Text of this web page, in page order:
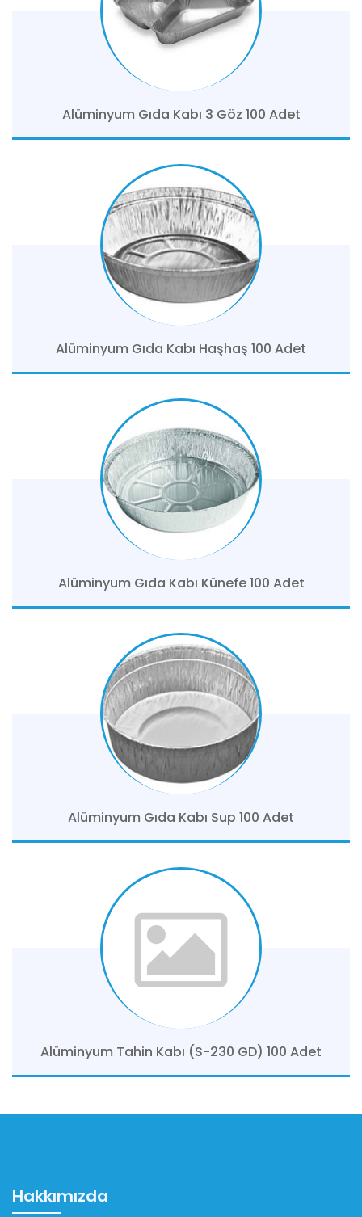
Alüminyum Gıda Kabı 3 Göz 100 Adet
Alüminyum Gıda Kabı Haşhaş 100 Adet
Alüminyum Gıda Kabı Künefe 100 Adet
Alüminyum Gıda Kabı Sup 100 Adet
Alüminyum Tahin Kabı (S-230 GD) 100 Adet
Hakkımızda